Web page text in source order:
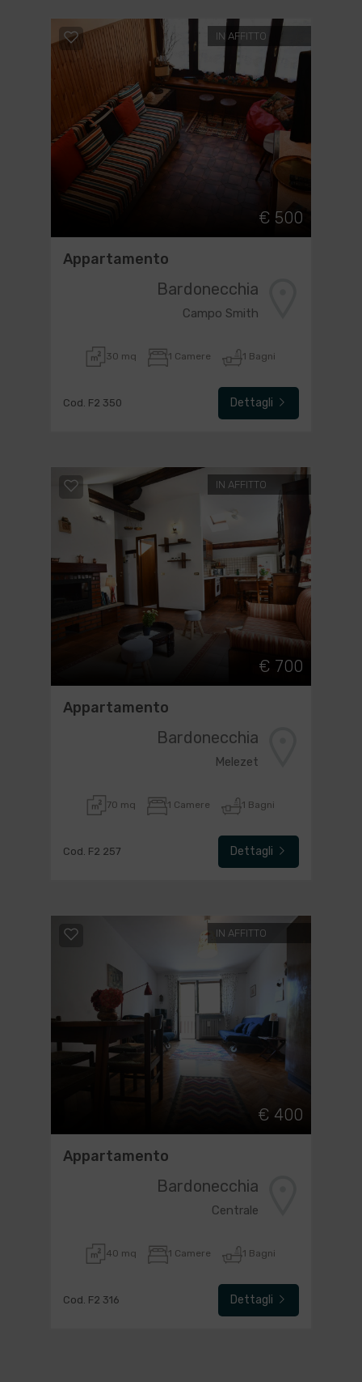
IN AFFITTO
€ 500
Appartamento
Bardonecchia
Campo Smith
30 mq 1 Camere 1 Bagni
Cod. F2 350 Dettagli
IN AFFITTO
€ 700
Appartamento
Bardonecchia
Melezet
70 mq 1 Camere 1 Bagni
Cod. F2 257 Dettagli
IN AFFITTO
€ 400
Appartamento
Bardonecchia
Centrale
40 mq 1 Camere 1 Bagni
Cod. F2 316 Dettagli